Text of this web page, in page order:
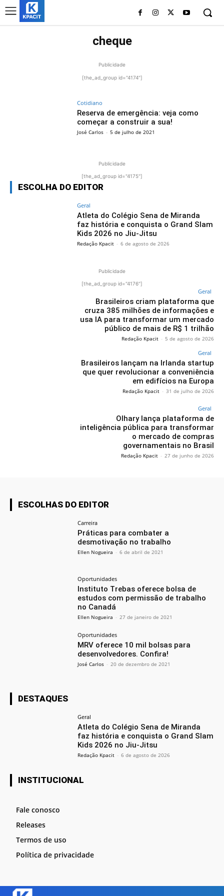
cheque
Publicidade
[the_ad_group id="4174"]
Cotidiano
Reserva de emergência: veja como
começar a construir a sua!
José Carlos - 5 de julho de 2021
Publicidade
[the_ad_group id="4175"]
ESCOLHA DO EDITOR
Geral
Atleta do Colégio Sena de Miranda
faz história e conquista o Grand Slam
Kids 2026 no Jiu-Jitsu
Redação Kpacit - 6 de agosto de 2026
Publicidade
[the_ad_group id="4176"]
Geral
Brasileiros criam plataforma que
cruza 385 milhões de informações e
usa IA para transformar um mercado
público de mais de R$ 1 trilhão
Redação Kpacit - 5 de agosto de 2026
Geral
Brasileiros lançam na Irlanda startup
que quer revolucionar a conveniência
em edifícios na Europa
Redação Kpacit - 31 de julho de 2026
Geral
Olhary lança plataforma de
inteligência pública para transformar
o mercado de compras
governamentais no Brasil
Redação Kpacit - 27 de junho de 2026
ESCOLHAS DO EDITOR
Carreira
Práticas para combater a
desmotivação no trabalho
Ellen Nogueira - 6 de abril de 2021
Oportunidades
Instituto Trebas oferece bolsa de
estudos com permissão de trabalho
no Canadá
Ellen Nogueira - 27 de janeiro de 2021
Oportunidades
MRV oferece 10 mil bolsas para
desenvolvedores. Confira!
José Carlos - 20 de dezembro de 2021
DESTAQUES
Geral
Atleta do Colégio Sena de Miranda
faz história e conquista o Grand Slam
Kids 2026 no Jiu-Jitsu
Redação Kpacit - 6 de agosto de 2026
INSTITUCIONAL
Fale conosco
Releases
Termos de uso
Política de privacidade